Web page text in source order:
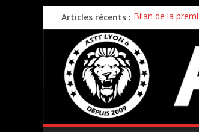
Articles récents : Bilan de la
Bilan de fin de
Inscriptions
Stage enfants
Championnat